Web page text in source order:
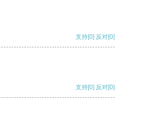
支持[0] 反对[0]
支持[0] 反对[0]